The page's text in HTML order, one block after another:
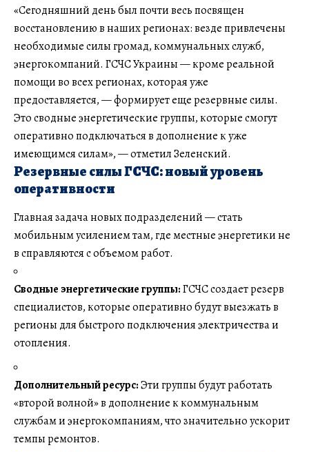
«Сегодняшний день был почти весь посвящен
восстановлению в наших регионах: везде привлечены
необходимые силы громад, коммунальных служб,
энергокомпаний. ГСЧС Украины — кроме реальной
помощи во всех регионах, которая уже
предоставляется, — формирует еще резервные силы.
Это сводные энергетические группы, которые смогут
оперативно подключаться в дополнение к уже
имеющимся силам», — отметил Зеленский.
Резервные силы ГСЧС: новый уровень
оперативности
Главная задача новых подразделений — стать
мобильным усилением там, где местные энергетики не
в справляются с объемом работ.
Сводные энергетические группы:ГСЧС создает резерв
специалистов, которые оперативно будут выезжать в
регионы для быстрого подключения электричества и
отопления.
Дополнительный ресурс:Эти группы будут работать
«второй волной» в дополнение к коммунальным
службам и энергокомпаниям, что значительно ускорит
темпы ремонтов.